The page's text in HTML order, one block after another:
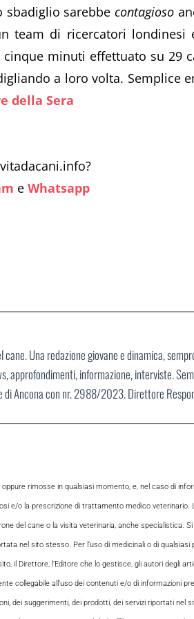
sbadiglio sarebbecontagioso
team di ricercatori londinesi
minuti effettuato su 29
a loro volta. Semplice
della Sera
e Whatsapp
Una redazione giovane e dinamica,
approfondimenti, informazione, interviste.
Ancona con nr. 2988/2023. Direttore
rimosse in qualsiasi momento, e, nel caso di
e/o la prescrizione di trattamento medico veterinario.
del cane o la visita veterinaria, anche specialistica.
nel sito stesso. Per l’uso di medicinali o di qualsiasi
il Direttore, l’Editore che lo gestisce, gli autori degli
collegabile all’uso dei contenuti e/o di informazioni
dei suggerimenti, dei prodotti, dei servizi riportati nel